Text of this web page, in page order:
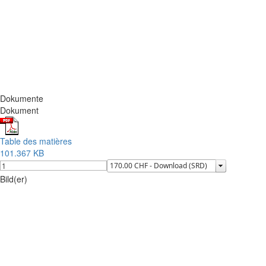
Dokumente
Dokument
Table des matières
101.367 KB
Bild(er)